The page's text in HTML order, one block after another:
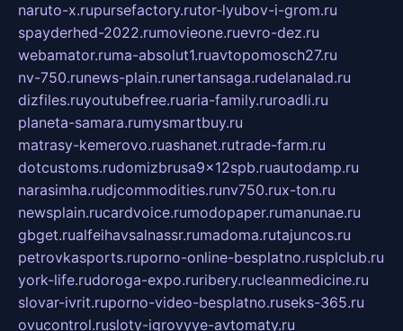
naruto-x.rupursefactory.rutor-lyubov-i-grom.ru
spayderhed-2022.rumovieone.ruevro-dez.ru
webamator.ruma-absolut1.ruavtopomosch27.ru
nv-750.runews-plain.runertansaga.rudelanalad.ru
dizfiles.ruyoutubefree.ruaria-family.ruroadli.ru
planeta-samara.rumysmartbuy.ru
matrasy-kemerovo.ruashanet.rutrade-farm.ru
dotcustoms.rudomizbrusa9x12spb.ruautodamp.ru
narasimha.rudjcommodities.runv750.rux-ton.ru
newsplain.rucardvoice.rumodopaper.rumanunae.ru
gbget.rualfeihavsalnassr.rumadoma.rutajuncos.ru
petrovkasports.ruporno-online-besplatno.rusplclub.ru
york-life.rudoroga-expo.ruribery.rucleanmedicine.ru
slovar-ivrit.ruporno-video-besplatno.ruseks-365.ru
ovucontrol.rusloty-igrovyye-avtomaty.ru